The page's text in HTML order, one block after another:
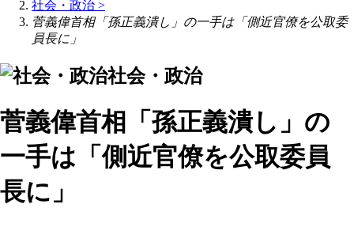
社会・政治 >
菅義偉首相「孫正義潰し」の一手は「側近官僚を公取委
員長に」
社会・政治
菅義偉首相「孫正義潰し」の
一手は「側近官僚を公取委員
長に」